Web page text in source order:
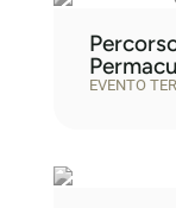
07-03-
(AN)
Possibilità
EVENTO